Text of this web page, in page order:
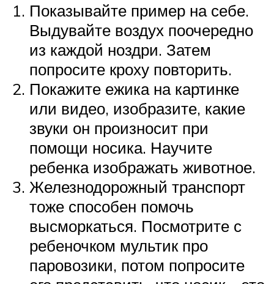
Показывайте пример на себе.
Выдувайте воздух поочередно
из каждой ноздри. Затем
попросите кроху повторить.
Покажите ежика на картинке
или видео, изобразите, какие
звуки он произносит при
помощи носика. Научите
ребенка изображать животное.
Железнодорожный транспорт
тоже способен помочь
высморкаться. Посмотрите с
ребеночком мультик про
паровозики, потом попросите